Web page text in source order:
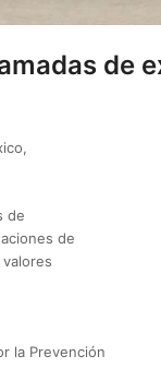
de
de
de
la Prevención